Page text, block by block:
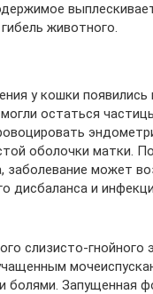
животного.
у кошки появились
остаться
оболочки матки.
заболевание может
дисбаланса и
слизисто-гнойного
болями. Запущенная